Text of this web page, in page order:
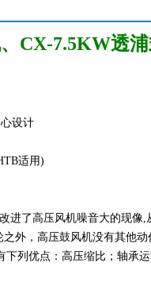
CX-7.5KW透
设计
适用)
进了高压风机噪音大的现像,
外，高压鼓风机没有其他
列优点：高压缩比；轴承